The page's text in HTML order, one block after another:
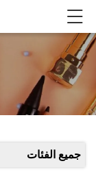
جميع الفئات